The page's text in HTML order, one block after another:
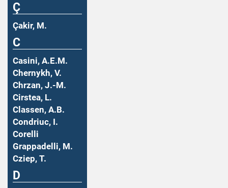
Ç
Çakir, M.
C
Casini, A.E.M.
Chernykh, V.
Chrzan, J.-M.
Cirstea, L.
Classen, A.B.
Condriuc, I.
Corelli
Grappadelli, M.
Cziep, T.
D